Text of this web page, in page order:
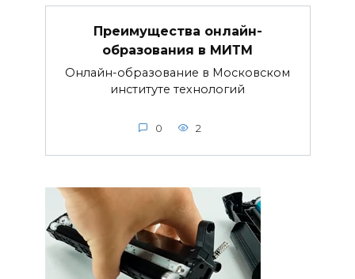
Преимущества онлайн-
образования в МИТМ
Онлайн-образование в Московском
институте технологий
0 2